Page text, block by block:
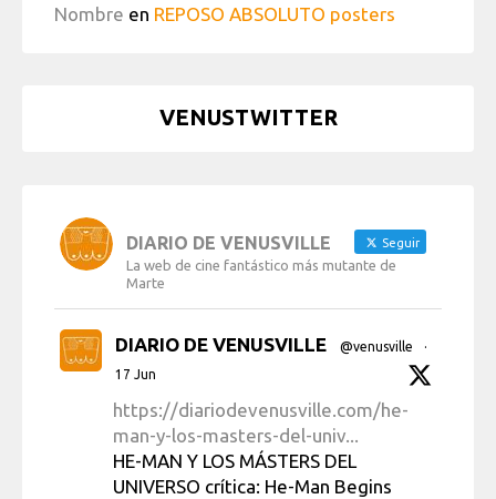
Nombre en REPOSO ABSOLUTO posters
VENUSTWITTER
DIARIO DE VENUSVILLE Seguir
La web de cine fantástico más mutante de
Marte
DIARIO DE VENUSVILLE @venusville
·
17 Jun
https://diariodevenusville.com/he-
man-y-los-masters-del-univ...
HE-MAN Y LOS MÁSTERS DEL
UNIVERSO crítica: He-Man Begins